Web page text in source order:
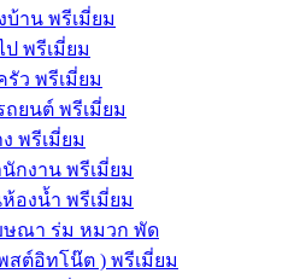
บ้าน พรีเมี่ยม
พรีเมี่ยม
ว พรีเมี่ยม
ยนต์ พรีเมี่ยม
พรีเมี่ยม
กงาน พรีเมี่ยม
องน้ำ พรีเมี่ยม
ษณา ร่ม หมวก พัด
พสต์อิทโน๊ต ) พรีเมี่ยม